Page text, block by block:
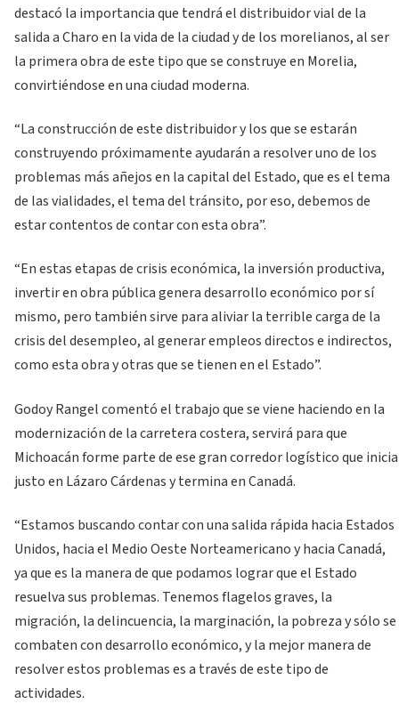
destacó la importancia que tendrá el distribuidor vial de la
salida a Charo en la vida de la ciudad y de los morelianos, al ser
la primera obra de este tipo que se construye en Morelia,
convirtiéndose en una ciudad moderna.
“La construcción de este distribuidor y los que se estarán
construyendo próximamente ayudarán a resolver uno de los
problemas más añejos en la capital del Estado, que es el tema
de las vialidades, el tema del tránsito, por eso, debemos de
estar contentos de contar con esta obra”.
“En estas etapas de crisis económica, la inversión productiva,
invertir en obra pública genera desarrollo económico por sí
mismo, pero también sirve para aliviar la terrible carga de la
crisis del desempleo, al generar empleos directos e indirectos,
como esta obra y otras que se tienen en el Estado”.
Godoy Rangel comentó el trabajo que se viene haciendo en la
modernización de la carretera costera, servirá para que
Michoacán forme parte de ese gran corredor logístico que inicia
justo en Lázaro Cárdenas y termina en Canadá.
“Estamos buscando contar con una salida rápida hacia Estados
Unidos, hacia el Medio Oeste Norteamericano y hacia Canadá,
ya que es la manera de que podamos lograr que el Estado
resuelva sus problemas. Tenemos flagelos graves, la
migración, la delincuencia, la marginación, la pobreza y sólo se
combaten con desarrollo económico, y la mejor manera de
resolver estos problemas es a través de este tipo de
actividades.